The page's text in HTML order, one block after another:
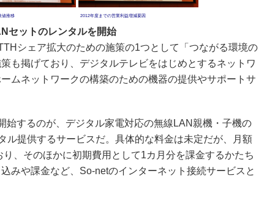
値推移 2012年度までの営業利益増減要因
セットのレンタルを開始
シェア拡大のための施策の1つとして「つながる環境の
も掲げており、デジタルテレビをはじめとするネットワ
ムネットワークの構築のための機器の提供やサポートサ
するのが、デジタル家電対応の無線LAN親機・子機の
ル提供するサービスだ。具体的な料金は未定だが、月額
、そのほかに初期費用として1カ月分を課金するかたち
みや課金など、So-netのインターネット接続サービスと